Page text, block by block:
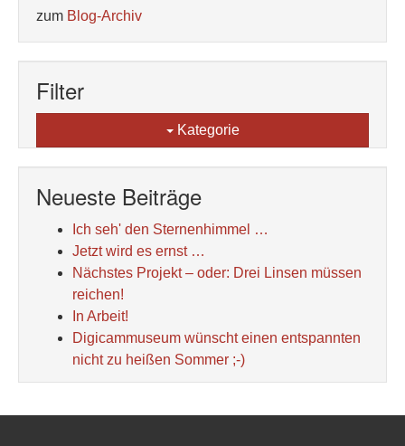
zum Blog-Archiv
Filter
Kategorie
Neueste Beiträge
Ich seh' den Sternenhimmel …
Jetzt wird es ernst …
Nächstes Projekt – oder: Drei Linsen müssen
reichen!
In Arbeit!
Digicammuseum wünscht einen entspannten
nicht zu heißen Sommer ;-)